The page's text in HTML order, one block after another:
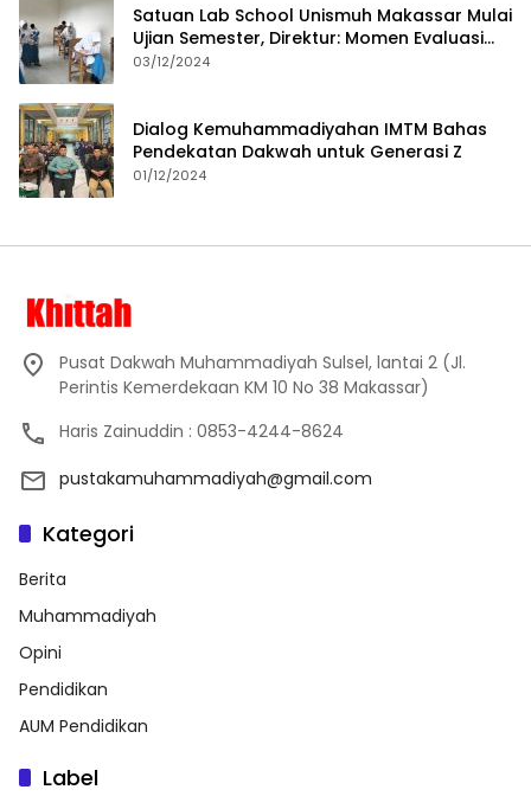
Satuan Lab School Unismuh Makassar Mulai
Ujian Semester, Direktur: Momen Evaluasi
Proses Pembelajaran
03/12/2024
Dialog Kemuhammadiyahan IMTM Bahas
Pendekatan Dakwah untuk Generasi Z
01/12/2024
Pusat Dakwah Muhammadiyah Sulsel, lantai 2 (Jl.
Perintis Kemerdekaan KM 10 No 38 Makassar)
Haris Zainuddin : 0853-4244-8624
pustakamuhammadiyah@gmail.com
Kategori
Berita
Muhammadiyah
Opini
Pendidikan
AUM Pendidikan
Label